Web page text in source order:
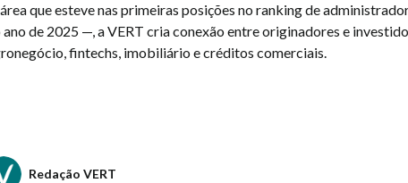
que esteve nas primeiras posições no ranking de
ano de 2025 —, a VERT cria conexão entre originadores e
fintechs, imobiliário e créditos comerciais.
Redação VERT